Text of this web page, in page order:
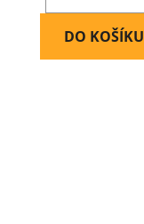
DO KOŠÍKU